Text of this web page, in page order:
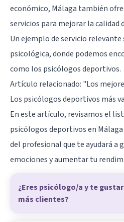
económico, Málaga también
servicios para mejorar la calidad
Un ejemplo de servicio
psicológica, donde podemos
como los psicólogos deportivos.
Artículo relacionado: "Los
Los psicólogos deportivos más
En este artículo, revisamos el
psicólogos deportivos en
del profesional que te ayudará a
emociones y aumentar tu
¿Eres psicólogo/a y te
más clientes?